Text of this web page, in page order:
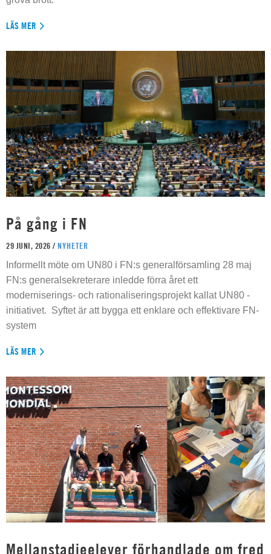
LÄS MER
På gång i FN
29 JUNI, 2026 / NYHETER
Informellt möte om UN80 i FN:s generalförsamling 28 maj
FN:s generalsekreterare inledde förra året ett
moderniserings- och rationaliseringsprojekt kallat UN80 -
initiativet. Syftet är att bygga ett enklare och effektivare FN-
system
LÄS MER
Mellanstadieelever förhandlade om fred